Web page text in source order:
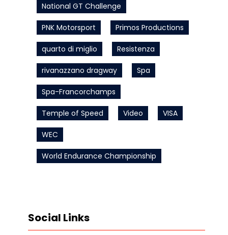
National GT Challenge
PNK Motorsport Primos Productions
quarto di miglio Resistenza
rivanazzano dragway Spa
Spa-Francorchamps
Temple of Speed Video VISA
WEC
World Endurance Championship
Social Links